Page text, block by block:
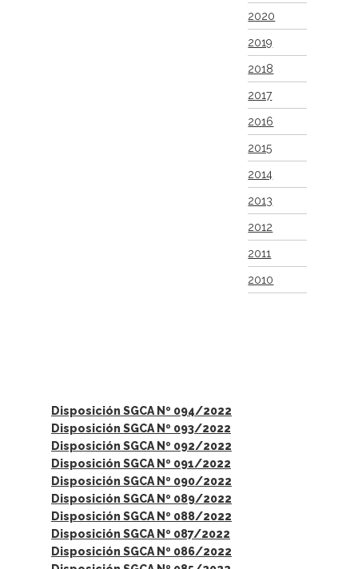
2020
2019
2018
2017
2016
2015
2014
2013
2012
2011
2010
Disposición SGCA Nº 094/2022
Disposición SGCA Nº 093/2022
Disposición SGCA Nº 092/2022
Disposición SGCA Nº 091/2022
Disposición SGCA Nº 090/2022
Disposición SGCA Nº 089/2022
Disposición SGCA Nº 088/2022
Disposición SGCA Nº 087/2022
Disposición SGCA Nº 086/2022